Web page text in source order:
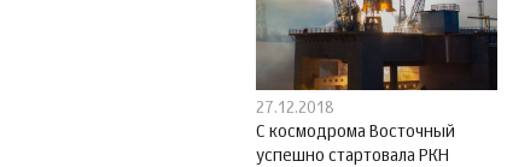
27.12.2018
С космодрома Восточный
успешно стартовала РКН